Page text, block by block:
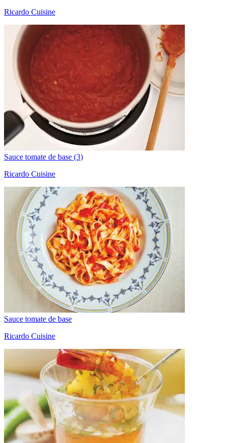
Ricardo Cuisine
Sauce tomate de base (3)
Ricardo Cuisine
Sauce tomate de base
Ricardo Cuisine